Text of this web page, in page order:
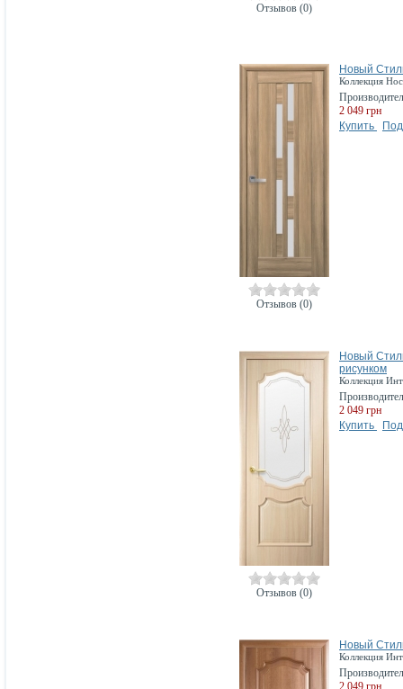
Отзывов (0)
Отзывов (0)
Новый
Коллекция
2 049 грн
Купить
Отзывов (0)
Новый
рисунком
Коллекция
2 049 грн
Купить
Новый
Коллекция
2 049 грн